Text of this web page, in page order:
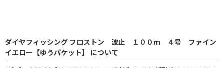
ダイヤフィッシング フロストン 波止 １００ｍ ４号 ファイン
イエロー【ゆうパケット】 について